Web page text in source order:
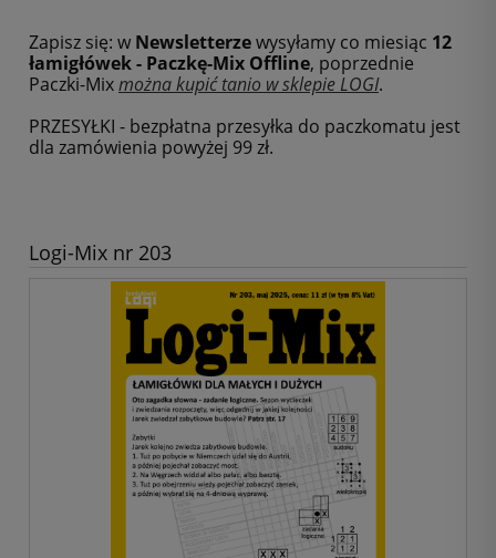
Zapisz się: w Newsletterzewysyłamy co miesiąc 12
łamigłówek - Paczkę-Mix Offline, poprzednie
Paczki-Mixmożna kupić tanio w sklepie LOGI.
PRZESYŁKI - bezpłatna przesyłka do paczkomatu jest
dla zamówienia powyżej 99 zł.
Logi-Mix nr 203